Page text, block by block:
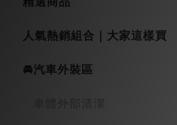
人氣熱銷組合｜大家這樣買
🚘汽車外裝區